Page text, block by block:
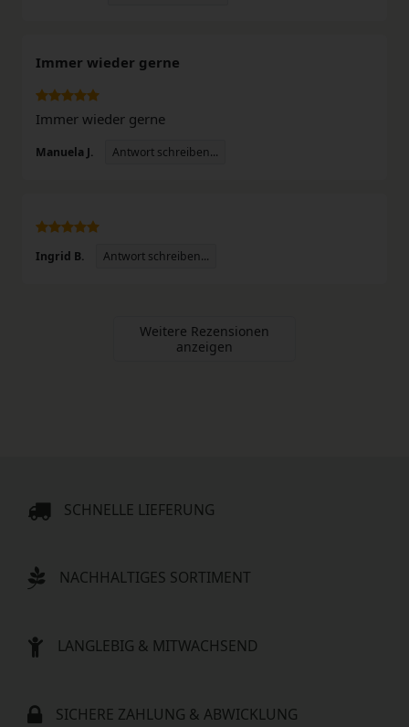
Immer wieder gerne
Immer wieder gerne
Manuela J. Antwort schreiben...
Ingrid B. Antwort schreiben...
Weitere Rezensionen
anzeigen
SCHNELLE LIEFERUNG
NACHHALTIGES SORTIMENT
LANGLEBIG & MITWACHSEND
SICHERE ZAHLUNG & ABWICKLUNG